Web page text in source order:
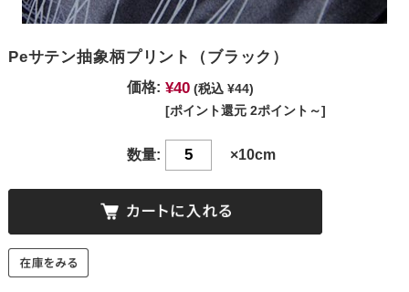
Peサテン抽象柄プリント（ブラック）
価格: ¥40 (税込 ¥44)
[ポイント還元 2ポイント～]
数量: ×10cm